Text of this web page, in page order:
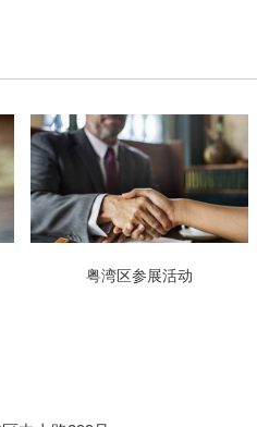
粤湾区参展活动